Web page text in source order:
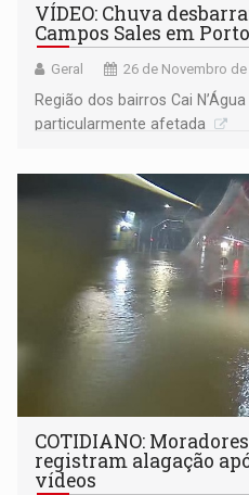
VÍDEO: Chuva
Campos Sales em
Geral 26 de Novembro de
Região dos bairros Cai
particularmente afetada
COTIDIANO:
registram alagação
vídeos